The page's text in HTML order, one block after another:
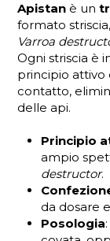
Apistan è un
formato
Varroa
Ogni striscia è
principio attivo
contatto,
delle api.
Principio
ampio
destructor.
da dosare
Posologia